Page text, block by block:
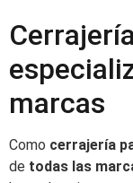
marcas
Como cerrajería
de todas las